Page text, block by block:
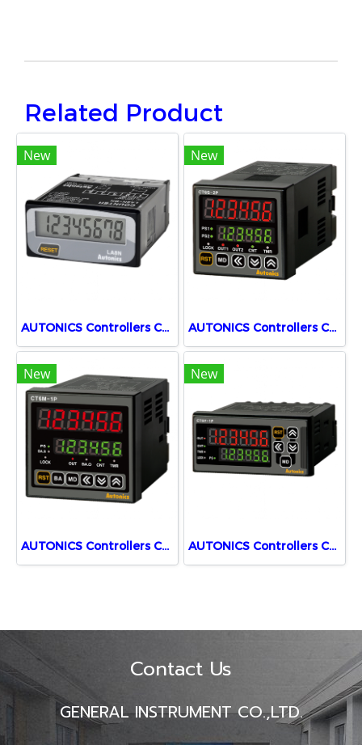
Related Product
New
AUTONICS Controllers Counters LA8N-BN
New
AUTONICS Controllers Counters CT6S-2P2
New
AUTONICS Controllers Counters CT6M-1P2
New
AUTONICS Controllers Counters CT6Y-1P4
Contact Us
GENERAL INSTRUMENT CO.,LTD.